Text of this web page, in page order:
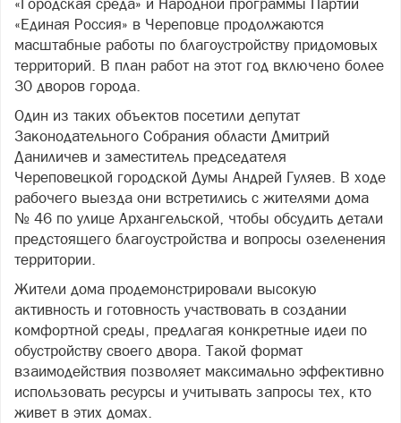
«Городская среда» и Народной программы Партии
«Единая Россия» в Череповце продолжаются
масштабные работы по благоустройству придомовых
территорий. В план работ на этот год включено более
30 дворов города.
Один из таких объектов посетили депутат
Законодательного Собрания области Дмитрий
Даниличев и заместитель председателя
Череповецкой городской Думы Андрей Гуляев. В ходе
рабочего выезда они встретились с жителями дома
№ 46 по улице Архангельской, чтобы обсудить детали
предстоящего благоустройства и вопросы озеленения
территории.
Жители дома продемонстрировали высокую
активность и готовность участвовать в создании
комфортной среды, предлагая конкретные идеи по
обустройству своего двора. Такой формат
взаимодействия позволяет максимально эффективно
использовать ресурсы и учитывать запросы тех, кто
живет в этих домах.